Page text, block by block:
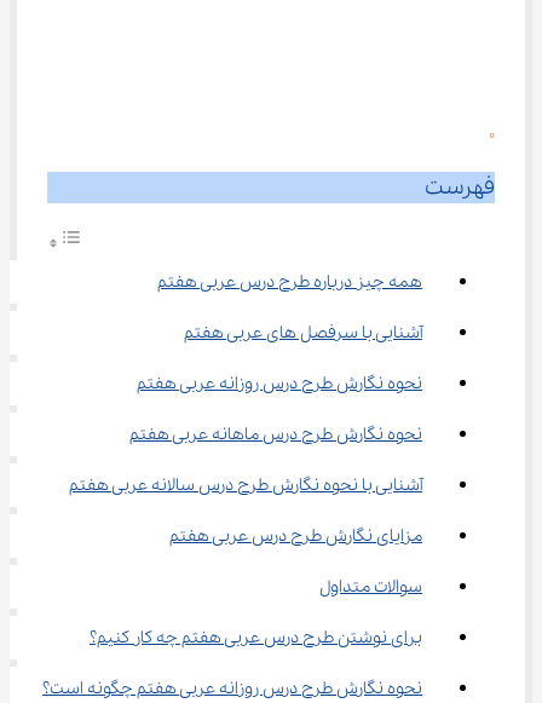
0
فهرست
همه چیز درباره طرح درس عربی هفتم
آشنایی با سرفصل های عربی هفتم
نحوه نگارش طرح درس روزانه عربی هفتم
نحوه نگارش طرح درس ماهانه عربی هفتم
آشنایی با نحوه نگارش طرح درس سالانه عربی هفتم
مزایای نگارش طرح درس عربی هفتم
سوالات متداول
برای نوشتن طرح درس عربی هفتم چه کار کنیم؟
نحوه نگارش طرح درس روزانه عربی هفتم چگونه است؟